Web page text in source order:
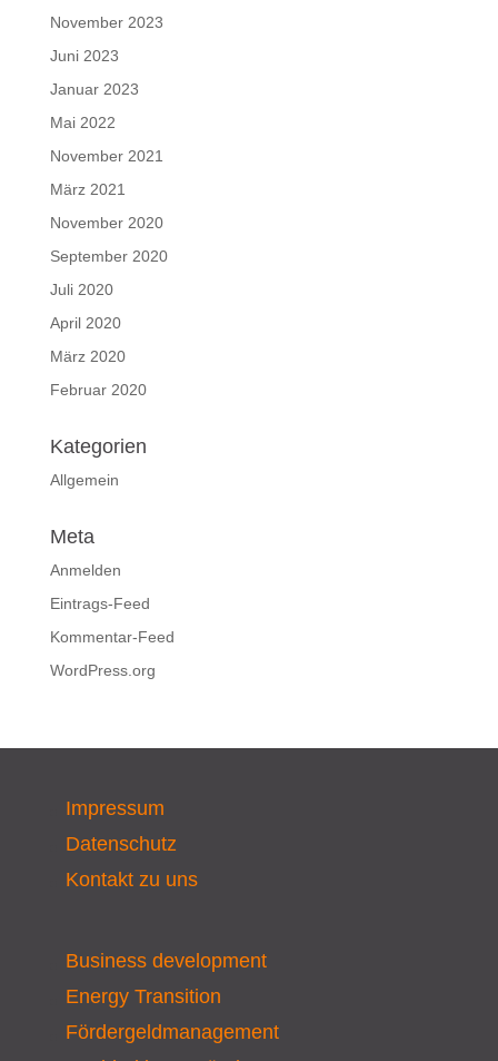
November 2023
Juni 2023
Januar 2023
Mai 2022
November 2021
März 2021
November 2020
September 2020
Juli 2020
April 2020
März 2020
Februar 2020
Kategorien
Allgemein
Meta
Anmelden
Eintrags-Feed
Kommentar-Feed
WordPress.org
Impressum
Datenschutz
Kontakt zu uns
Business development
Energy Transition
Fördergeldmanagement